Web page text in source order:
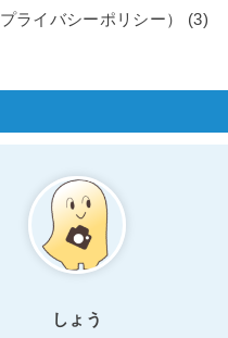
ライバシーポリシー） (3)
しょう